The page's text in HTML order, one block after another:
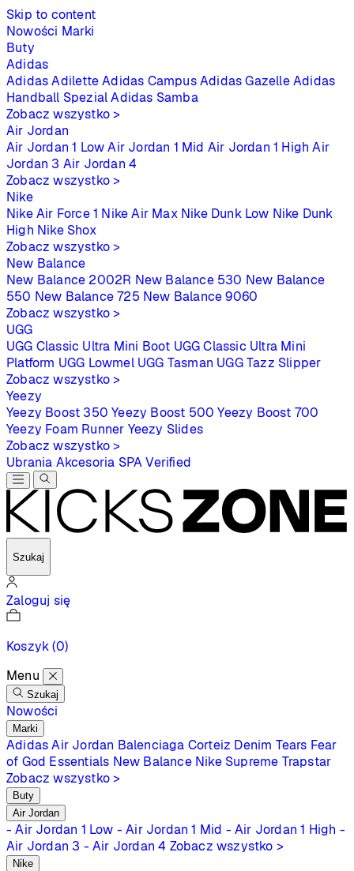
Skip to content
Nowości Marki
Buty
Adidas
Adidas Adilette Adidas Campus Adidas Gazelle Adidas
Handball Spezial Adidas Samba
Zobacz wszystko >
Air Jordan
Air Jordan 1 Low Air Jordan 1 Mid Air Jordan 1 High Air
Jordan 3 Air Jordan 4
Zobacz wszystko >
Nike
Nike Air Force 1 Nike Air Max Nike Dunk Low Nike Dunk
High Nike Shox
Zobacz wszystko >
New Balance
New Balance 2002R New Balance 530 New Balance
550 New Balance 725 New Balance 9060
Zobacz wszystko >
UGG
UGG Classic Ultra Mini Boot UGG Classic Ultra Mini
Platform UGG Lowmel UGG Tasman UGG Tazz Slipper
Zobacz wszystko >
Yeezy
Yeezy Boost 350 Yeezy Boost 500 Yeezy Boost 700
Yeezy Foam Runner Yeezy Slides
Zobacz wszystko >
Ubrania Akcesoria SPAVerified
Szukaj
Zaloguj się
Koszyk(0)
Menu
Szukaj
Nowości
Marki
Adidas Air Jordan Balenciaga Corteiz Denim Tears Fear
of God Essentials New Balance Nike Supreme Trapstar
Zobacz wszystko >
Buty
Air Jordan
- Air Jordan 1 Low - Air Jordan 1 Mid - Air Jordan 1 High -
Air Jordan 3 - Air Jordan 4 Zobacz wszystko >
Nike